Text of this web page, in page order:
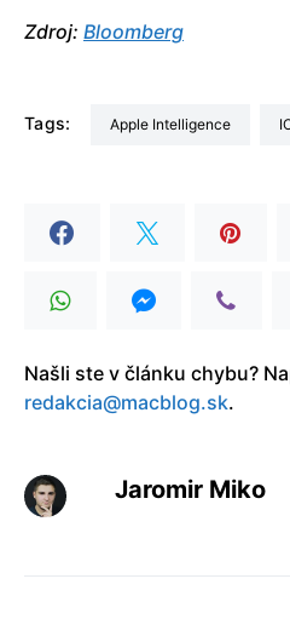
Zdroj: Bloomberg
Tags: Apple Intelligence
Našli ste v článku chybu?
redakcia@macblog.sk.
Jaromir Miko